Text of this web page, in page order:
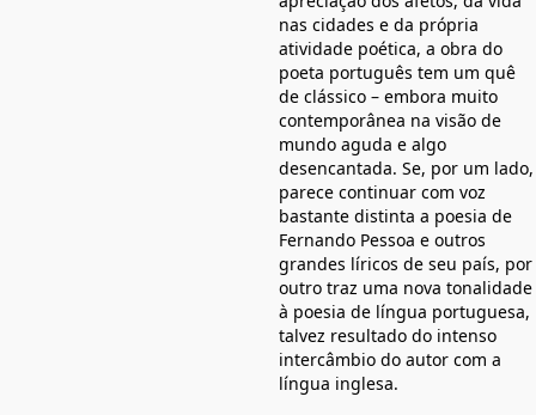
nas cidades e da própria
atividade poética, a obra do
poeta português tem um quê
de clássico – embora muito
contemporânea na visão de
mundo aguda e algo
desencantada. Se, por um lado,
parece continuar com voz
bastante distinta a poesia de
Fernando Pessoa e outros
grandes líricos de seu país, por
outro traz uma nova tonalidade
à poesia de língua portuguesa,
talvez resultado do intenso
intercâmbio do autor com a
língua inglesa.